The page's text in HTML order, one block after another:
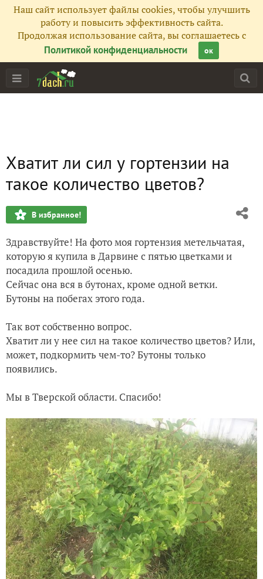
Наш сайт использует файлы cookies, чтобы улучшить
работу и повысить эффективность сайта.
Продолжая использование сайта, вы соглашаетесь с
Политикой конфиденциальности
ок
Хватит ли сил у гортензии на
такое количество цветов?
В избранное!
Здравствуйте! На фото моя гортензия метельчатая,
которую я купила в Дарвине с пятью цветками и
посадила прошлой осенью.
Сейчас она вся в бутонах, кроме одной ветки.
Бутоны на побегах этого года.
Так вот собственно вопрос.
Хватит ли у нее сил на такое количество цветов? Или,
может, подкормить чем-то? Бутоны только
появились.
Мы в Тверской области. Спасибо!